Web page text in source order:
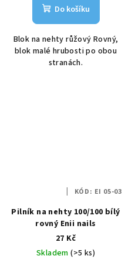
Do košíku
Blok na nehty růžový Rovný,
blok malé hrubosti po obou
stranách.
Pilník na nehty 100/100 bílý
rovný Enii nails
27 Kč
Skladem(>5 ks)
KÓD: EI 05-03